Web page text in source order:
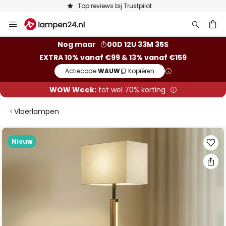
Keuze uit 50.000 lampen
naar
Nog maar
00D 12U 33M 34S
EXTRA 10% vanaf €99 & 13% vanaf €159
Actiecode:WAUW Kopiëren
WOW Week:tot wel 70% korting
Vloerlampen
Nieuw
Ga
naar